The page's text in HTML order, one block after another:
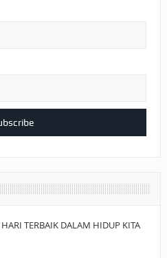
HARI TERBAIK DALAM HIDUP KITA